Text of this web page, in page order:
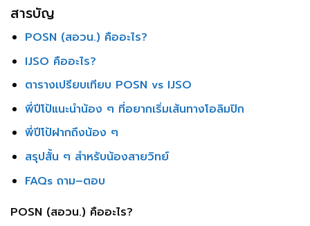
สารบัญ
POSN (สอวน.) คืออะไร?
IJSO คืออะไร?
ตารางเปรียบเทียบ POSN vs IJSO
พี่ปีโป้แนะนำน้อง ๆ ที่อยากเริ่มเส้นทางโอลิมปิก
พี่ปีโป้ฝากถึงน้อง ๆ
สรุปสั้น ๆ สำหรับน้องสายวิทย์
FAQs ถาม–ตอบ
POSN (สอวน.) คืออะไร?